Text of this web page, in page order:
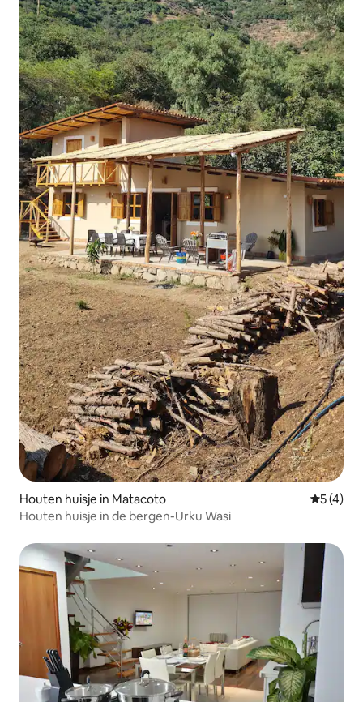
Houten huisje in Matacoto
5 (4)
Houten huisje in de bergen-Urku Wasi